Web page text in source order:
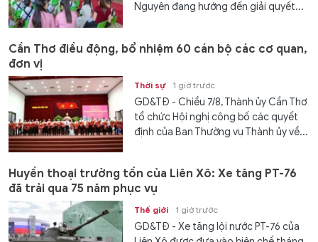
Nguyên đang hướng đến giải quyết...
Cần Thơ điều động, bổ nhiệm 60 cán bộ các cơ quan,
đơn vị
Thời sự 1 giờ trước
GD&TĐ - Chiều 7/8, Thành ủy Cần Thơ
tổ chức Hội nghị công bố các quyết
định của Ban Thường vụ Thành ủy về...
Huyền thoại trường tồn của Liên Xô: Xe tăng PT-76
đã trải qua 75 năm phục vụ
Thế giới 1 giờ trước
GD&TĐ - Xe tăng lội nước PT-76 của